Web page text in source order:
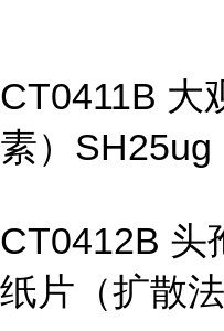
CT0411B 大
素）SH25ug
CT0412B 头
纸片（扩散